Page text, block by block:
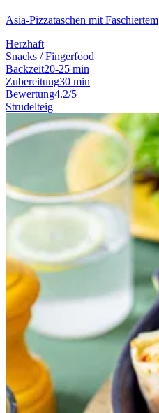
Asia-Pizzataschen mit Faschiertem
Herzhaft
Snacks / Fingerfood
Backzeit20-25 min
Zubereitung30 min
Bewertung4.2/5
Strudelteig